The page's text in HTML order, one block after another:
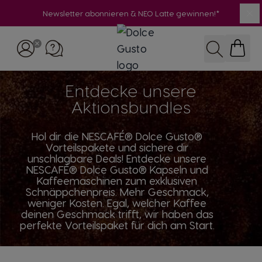
Newsletter abonnieren & NEO Latte gewinnen!*
Suchen
Entdecke unsere
Aktionsbundles
Hol dir die NESCAFÉ® Dolce Gusto®
Vorteilspakete und sichere dir
unschlagbare Deals! Entdecke unsere
NESCAFÉ® Dolce Gusto® Kapseln und
Kaffeemaschinen zum exklusiven
Schnäppchenpreis. Mehr Geschmack,
weniger Kosten. Egal, welcher Kaffee
deinen Geschmack trifft, wir haben das
perfekte Vorteilspaket für dich am Start.